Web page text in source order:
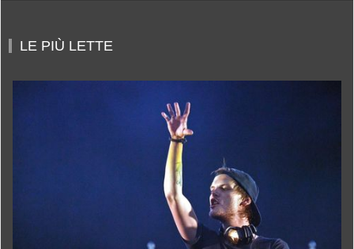
LE PIÙ LETTE